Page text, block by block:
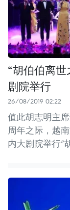
“胡伯伯离
剧院举行
26/08/2019 02:22
值此胡志明主
周年之际，越
内大剧院举行“